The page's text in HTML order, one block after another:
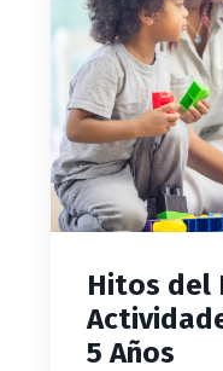
Hitos del
5 Años